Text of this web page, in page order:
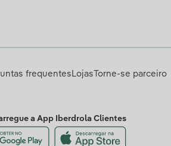
frequentesLojasTorne-se parceiro
a App Iberdrola Clientes